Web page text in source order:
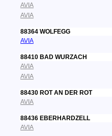
AVIA
AVIA
88364 WOLFEGG
AVIA
88410 BAD WURZACH
AVIA
AVIA
88430 ROT AN DER ROT
AVIA
88436 EBERHARDZELL
AVIA